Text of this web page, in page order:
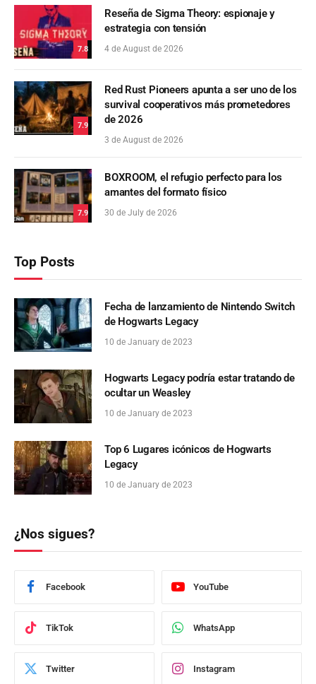
7.8
Reseña de Sigma Theory: espionaje y
estrategia con tensión
4 de August de 2026
7.9
Red Rust Pioneers apunta a ser uno de los
survival cooperativos más prometedores
de 2026
3 de August de 2026
7.9
BOXROOM, el refugio perfecto para los
amantes del formato físico
30 de July de 2026
Top Posts
Fecha de lanzamiento de Nintendo Switch
de Hogwarts Legacy
10 de January de 2023
Hogwarts Legacy podría estar tratando de
ocultar un Weasley
10 de January de 2023
Top 6 Lugares icónicos de Hogwarts
Legacy
10 de January de 2023
¿Nos sigues?
Facebook YouTube
TikTok WhatsApp
Twitter Instagram